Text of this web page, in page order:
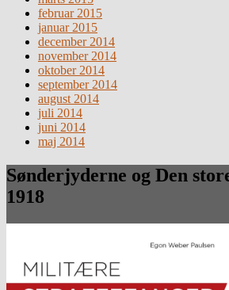
februar 2015
januar 2015
december 2014
november 2014
oktober 2014
september 2014
august 2014
juli 2014
juni 2014
maj 2014
Sønderjyderne og Den
1918